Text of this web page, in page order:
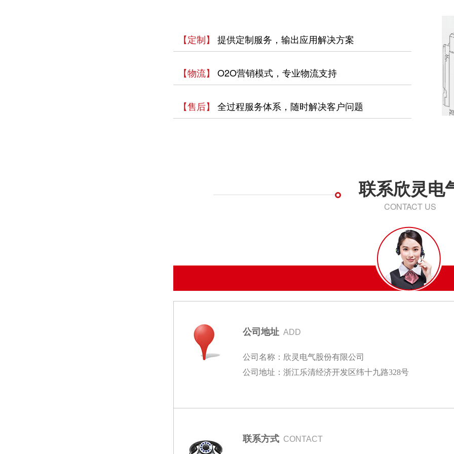
【定制】 提供定制服务，输出应用解决方案
【物流】 O2O营销模式，专业物流支持
【售后】 全过程服务体系，随时解决客户问题
联系欣灵电
CONTACT US
公司地址 ADD
公司名称：欣灵电气股份有限公司
公司地址：浙江乐清经济开发区纬十九路328号
联系方式 CONTACT